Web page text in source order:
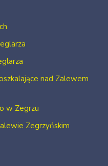
nad Zalewem
w Zegrzu
Zegrzyńskim